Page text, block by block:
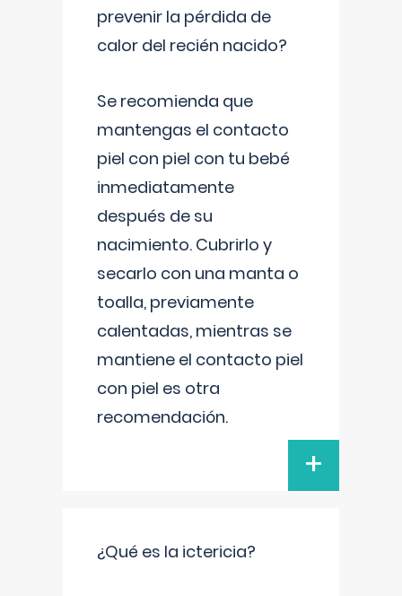
prevenir la pérdida de
calor del recién nacido?
Se recomienda que
mantengas el contacto
piel con piel con tu bebé
inmediatamente
después de su
nacimiento. Cubrirlo y
secarlo con una manta o
toalla, previamente
calentadas, mientras se
mantiene el contacto piel
con piel es otra
recomendación.
+
¿Qué es la ictericia?